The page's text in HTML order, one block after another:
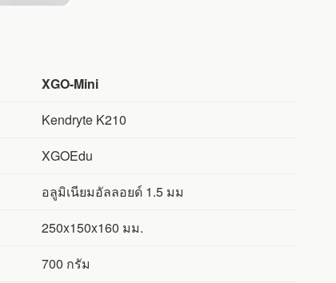
XGO-Mini
Kendryte K210
XGOEdu
อลูมิเนียมอัลลอยด์ 1.5 มม
250x150x160 มม.
700 กรัม